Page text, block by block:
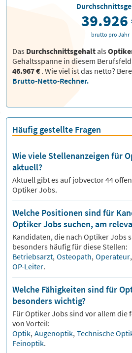
Das Durchschnittsgehaltals
Gehaltsspanne in diesem
46.967 € . Wie viel ist das netto?
Brutto-Netto-Rechner.
39.926
brutto pro Jahr
Häufig gestellte Fragen
Wie viele Stellenanzeigen für
aktuell?
Aktuell gibt es auf jobvector44
Optiker Jobs.
Welche Positionen sind für
Optiker Jobs suchen, am
Kandidaten, die nach OptikerJobs
besonders häufig für diese Stellen:
Betriebsarzt, Osteopath, Operateur,
OP-Leiter.
Welche Fähigkeiten sind für
besonders wichtig?
FürOptikerJobs sind vor allem die
von Vorteil:
Optik, Augenoptik, Technische
Feinoptik.